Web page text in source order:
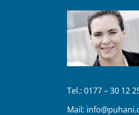
Tel.: 0177 – 30 12
Mail: